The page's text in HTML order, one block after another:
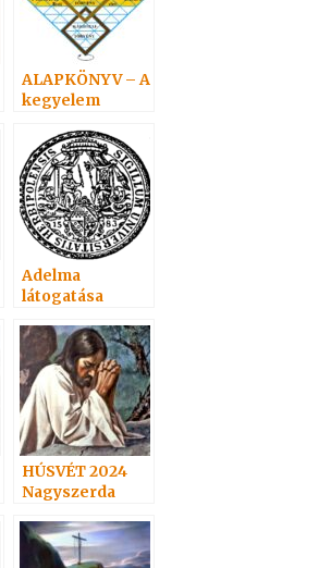
ALAPKÖNYV – A
kegyelem
Adelma
látogatása
Hoffmann
látogatása
Adelmánál…
HÚSVÉT 2024
Nagyszerda